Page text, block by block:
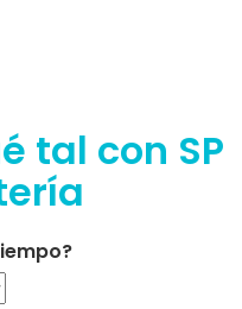
tal con SP